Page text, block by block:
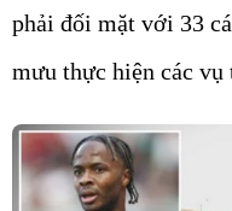
phải đối mặt với 33
mưu thực hiện các vụ